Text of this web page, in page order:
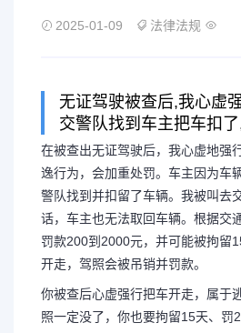
2025-01-09 法律法规
无证驾驶被查后,我心虚
交警队找到车主把车扣
在被查出无证驾驶后，我心虚地强
逸行为，会加重处罚。车主因为车
警队找到并扣留了车辆。我被叫去
话，车主也无法取回车辆。根据交
罚款200到2000元，并可能被拘留
开走，驾照会被吊销并罚款。
你被查后心虚强行把车开走，属于
照一定没了，你也要拘留15天、罚
无证驾驶被
无证驾
在被查出无证
逃逸行为，会加重